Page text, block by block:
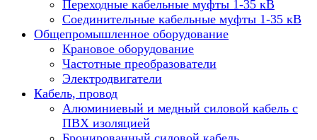
Переходные кабельные муфты 1-35 кВ
Соединительные кабельные муфты 1-35 кВ
Общепромышленное оборудование
Крановое оборудование
Частотные преобразователи
Электродвигатели
Кабель, провод
Алюминиевый и медный силовой кабель с
ПВХ изоляцией